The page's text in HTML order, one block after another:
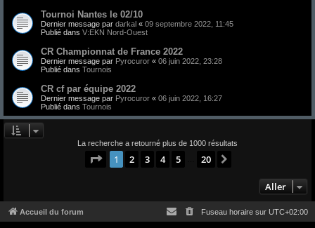
Tournoi Nantes le 02/10
Dernier message par darkal « 09 septembre 2022, 11:45
Publié dans V:EKN Nord-Ouest
CR Championnat de France 2022
Dernier message par Pyrocuror « 06 juin 2022, 23:28
Publié dans Tournois
CR cf par équipe 2022
Dernier message par Pyrocuror « 06 juin 2022, 16:27
Publié dans Tournois
La recherche a retourné plus de 1000 résultats
Page 1sur20
1 2 3 4 5 20
Aller
Accueil du forum Fuseau horaire sur UTC+02:00